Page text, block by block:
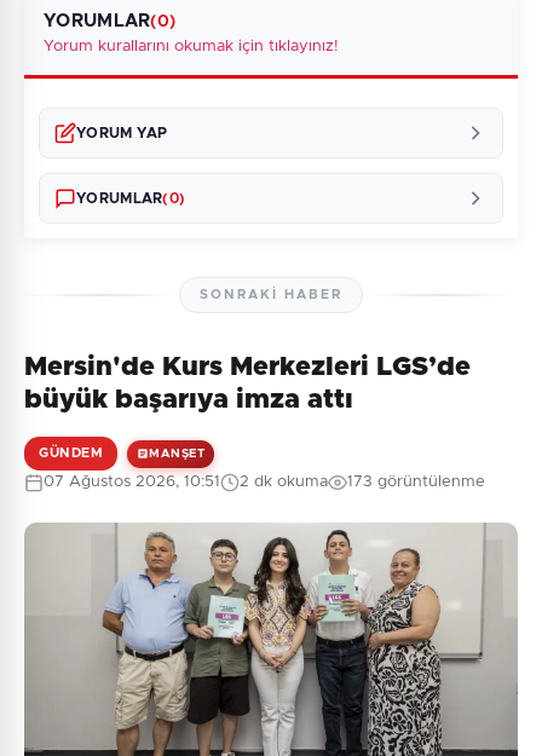
YORUMLAR(0)
Yorum kurallarını okumak için tıklayınız!
YORUM YAP
Güvenlik Sorusu:
6 + 4 = ?
Gönder
YORUMLAR(0)
Henüz yorum yapılmamış. İlk yorumu siz yapın!
SONRAKI HABER
Mersin'de Kurs Merkezleri LGS’de
büyük başarıya imza attı
GÜNDEM MANŞET
07 Ağustos 2026, 10:51 2 dk okuma 173 görüntülenme